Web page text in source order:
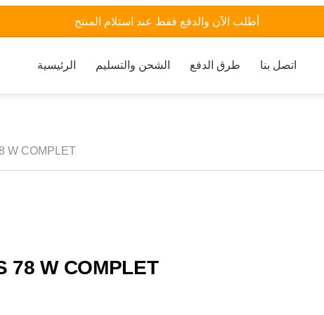
أطلب الآن والدفع فقط عند استلام المنتج
الرئيسية الشحن والتسليم طرق الدفع اتصل بنا
W COMPLET
78 W COMPLET